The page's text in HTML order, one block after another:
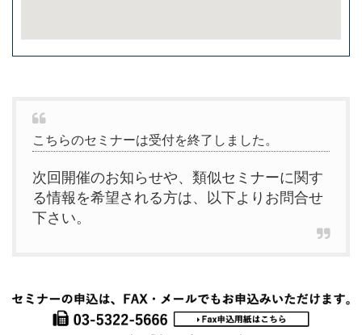
こちらのセミナーは受付を終了しました。
次回開催のお知らせや、類似セミナーに関す
る情報を希望される方は、以下よりお問合せ
下さい。